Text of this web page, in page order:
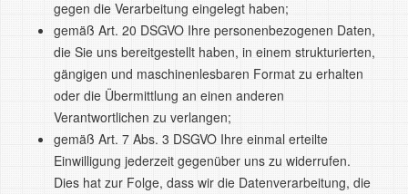
gegen die Verarbeitung eingelegt haben;
gemäß Art. 20 DSGVO Ihre personenbezogenen Daten,
die Sie uns bereitgestellt haben, in einem strukturierten,
gängigen und maschinenlesbaren Format zu erhalten
oder die Übermittlung an einen anderen
Verantwortlichen zu verlangen;
gemäß Art. 7 Abs. 3 DSGVO Ihre einmal erteilte
Einwilligung jederzeit gegenüber uns zu widerrufen.
Dies hat zur Folge, dass wir die Datenverarbeitung, die